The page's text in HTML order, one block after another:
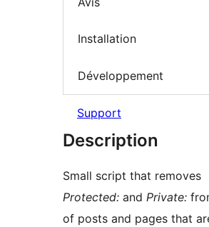
Installation
Développement
Support
Description
Small script that removes
Protected: and Private:
of posts and pages that